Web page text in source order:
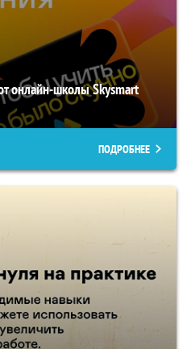
онлайн-школы Skysmart
ПОДРОБНЕЕ